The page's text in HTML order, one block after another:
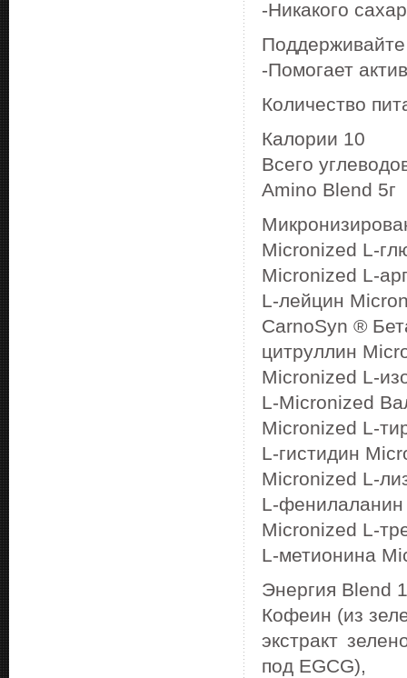
-Никакого
-Помогает
Количество
Калории 10
Всего
Amino Blend 5г
Micronized L-
Micronized L-
L-лейцин
CarnoSyn ®
цитруллин
Micronized L-
L-Micronized
Micronized L-
L-гистидин
Micronized L-
L-
Micronized L-
L-метионина
Энергия Blend
Кофеин (из
экстракт
под EGCG),